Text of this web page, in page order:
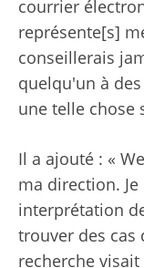
courrier
représente[s]
conseillerais
quelqu'un à
une telle chose
Il a ajouté : «
ma direction.
interprétation
trouver des cas
recherche